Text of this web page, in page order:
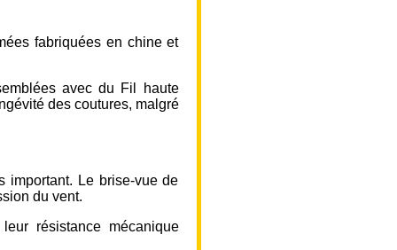
fabriquées en chine et
avec du Fil haute
des coutures, malgré
important. Le brise-vue de
du vent.
résistance mécanique